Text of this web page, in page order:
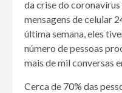
da crise do coronavírus
mensagens de celular
última semana, eles
número de pessoas
mais de mil conversas
Cerca de 70% das